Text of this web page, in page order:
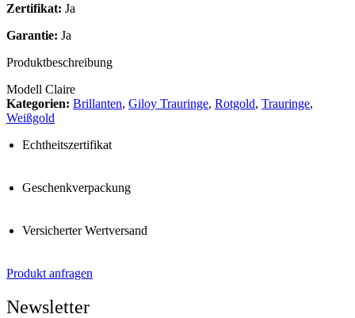
Zertifikat: Ja
Garantie: Ja
Produktbeschreibung
Modell Claire
Kategorien: Brillanten, Giloy Trauringe, Rotgold, Trauringe,
Weißgold
Echtheitszertifikat
Geschenkverpackung
Versicherter Wertversand
Produkt anfragen
Newsletter